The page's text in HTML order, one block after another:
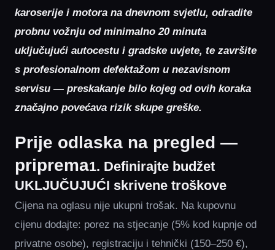
karoserije i motora na dnevnom svjetlu, odradite
probnu vožnju od minimalno 20 minuta
uključujući autocestu i gradske uvjete, te završite
s profesionalnom defektažom u nezavisnom
servisu — preskakanje bilo kojeg od ovih koraka
značajno povećava rizik skupe greške.
Prije odlaska na pregled —
priprema1. Definirajte budžet
UKLJUČUJUĆI skrivene troškove
Cijena na oglasu nije ukupni trošak. Na kupovnu
cijenu dodajte: porez na stjecanje (5% kod kupnje od
privatne osobe), registraciju i tehnički (150–250 €),